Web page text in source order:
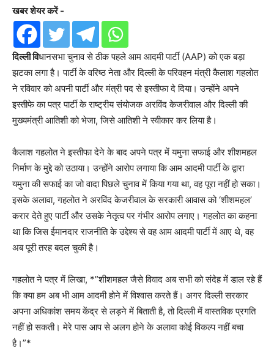
खबर शेयर करें -
दिल्ली विधानसभा चुनाव से ठीक पहले आम आदमी पार्टी (AAP) को एक बड़ा
झटका लगा है। पार्टी के वरिष्ठ नेता और दिल्ली के परिवहन मंत्री कैलाश गहलोत
ने रविवार को अपनी पार्टी और मंत्री पद से इस्तीफा दे दिया। उन्होंने अपने
इस्तीफे का पत्र पार्टी के राष्ट्रीय संयोजक अरविंद केजरीवाल और दिल्ली की
मुख्यमंत्री आतिशी को भेजा, जिसे आतिशी ने स्वीकार कर लिया है।
कैलाश गहलोत ने इस्तीफा देने के बाद अपने पत्र में यमुना सफाई और शीशमहल
निर्माण के मुद्दे को उठाया। उन्होंने आरोप लगाया कि आम आदमी पार्टी के द्वारा
यमुना की सफाई का जो वादा पिछले चुनाव में किया गया था, वह पूरा नहीं हो सका।
इसके अलावा, गहलोत ने अरविंद केजरीवाल के सरकारी आवास को ‘शीशमहल’
करार देते हुए पार्टी और उसके नेतृत्व पर गंभीर आरोप लगाए। गहलोत का कहना
था कि जिस ईमानदार राजनीति के उद्देश्य से वह आम आदमी पार्टी में आए थे, वह
अब पूरी तरह बदल चुकी है।
गहलोत ने पत्र में लिखा, *”शीशमहल जैसे विवाद अब सभी को संदेह में डाल रहे हैं
कि क्या हम अब भी आम आदमी होने में विश्वास करते हैं। अगर दिल्ली सरकार
अपना अधिकांश समय केंद्र से लड़ने में बिताती है, तो दिल्ली में वास्तविक प्रगति
नहीं हो सकती। मेरे पास आप से अलग होने के अलावा कोई विकल्प नहीं बचा
है।”*